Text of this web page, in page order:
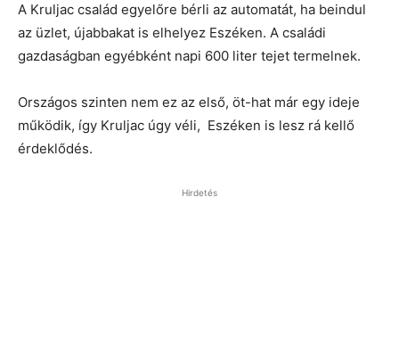
A Kruljac család egyelőre bérli az automatát, ha beindul
az üzlet, újabbakat is elhelyez Eszéken. A családi
gazdaságban egyébként napi 600 liter tejet termelnek.
Országos szinten nem ez az első, öt-hat már egy ideje
működik, így Kruljac úgy véli, Eszéken is lesz rá kellő
érdeklődés.
Hirdetés